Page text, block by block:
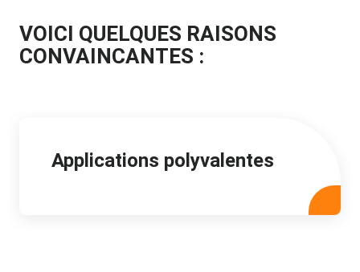
VOICI QUELQUES RAISONS
CONVAINCANTES :
Applications polyvalentes